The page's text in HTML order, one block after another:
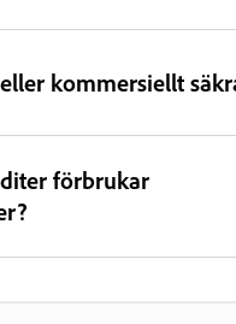
kommersiellt
förbrukar